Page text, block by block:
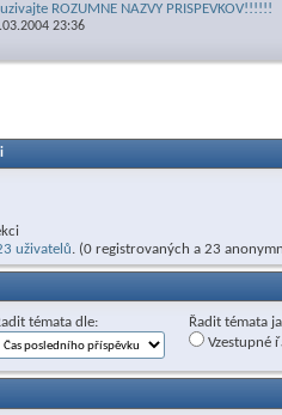
ROZUMNE NAZVY PRISPEVKOV!!!!!!
23:36
uživatelů. (0 registrovaných a 23
témata dle:
Řadit témata
Vzestupné